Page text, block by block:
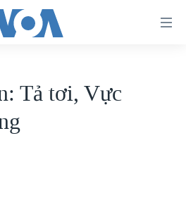
Tả tơi, Vực